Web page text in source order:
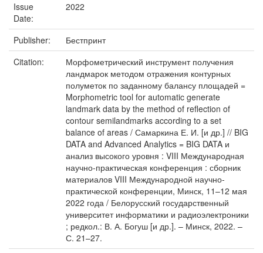
Issue
Date:
2022
Publisher:
Бестпринт
Citation:
Морфометрический инструмент получения
ландмарок методом отражения контурных
полуметок по заданному балансу площадей =
Morphometric tool for automatic generate
landmark data by the method of reflection of
contour semilandmarks according to a set
balance of areas / Самаркина Е. И. [и др.] // BIG
DATA and Advanced Analytics = BIG DATA и
анализ высокого уровня : VIII Международная
научно-практическая конференция : сборник
материалов VIII Международной научно-
практической конференции, Минск, 11–12 мая
2022 года / Белорусский государственный
университет информатики и радиоэлектроники
; редкол.: В. А. Богуш [и др.]. – Минск, 2022. –
С. 21–27.